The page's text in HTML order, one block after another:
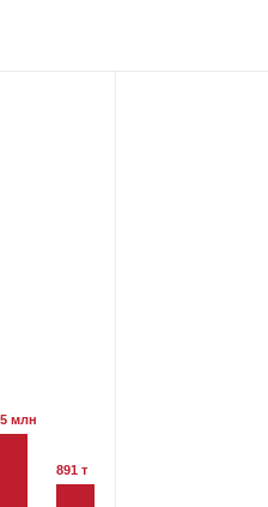
млн
891 т